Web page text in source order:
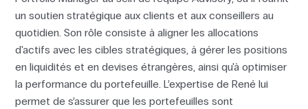
un soutien stratégique aux clients et aux conseillers au
quotidien. Son rôle consiste à aligner les allocations
d'actifs avec les cibles stratégiques, à gérer les positions
en liquidités et en devises étrangères, ainsi qu'à optimiser
la performance du portefeuille. L’expertise de René lui
permet de s’assurer que les portefeuilles sont